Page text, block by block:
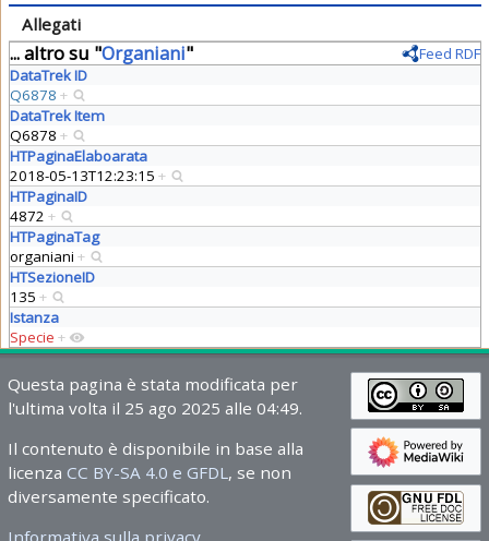
Allegati
... altro su "Organiani"
Feed RDF
DataTrek ID
Q6878 +
DataTrek Item
Q6878 +
HTPaginaElaboarata
2018-05-13T12:23:15 +
HTPaginaID
4872 +
HTPaginaTag
organiani +
HTSezioneID
135 +
Istanza
Specie +
Questa pagina è stata modificata per
l'ultima volta il 25 ago 2025 alle 04:49.
Il contenuto è disponibile in base alla
licenza CC BY-SA 4.0 e GFDL , se non
diversamente specificato.
Informativa sulla privacy